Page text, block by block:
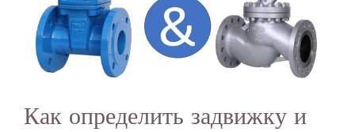
Как определить задвижку и